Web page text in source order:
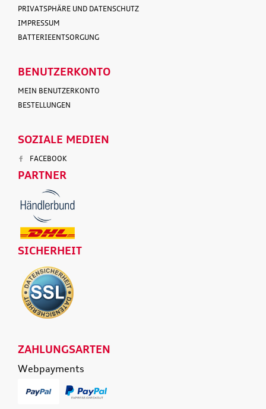
PRIVATSPHÄRE UND DATENSCHUTZ
IMPRESSUM
BATTERIEENTSORGUNG
BENUTZERKONTO
MEIN BENUTZERKONTO
BESTELLUNGEN
SOZIALE MEDIEN
FACEBOOK
PARTNER
SICHERHEIT
ZAHLUNGSARTEN
Webpayments